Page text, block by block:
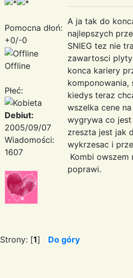
Pomocna dłoń:
+0/-0
Offline
Płeć:
Debiut:
2005/09/07
Wiadomości:
1607
A ja tak do
najlepszych
SNIEG tez nie
zawartosci
konca kariery
kiedys teraz
wszelka cene
wygrywa co
zreszta jest jak
wykrzesac i
Kombi owszem
poprawi.
Strony: [1] Do góry